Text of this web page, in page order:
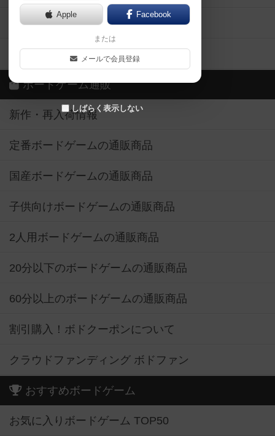
Apple Facebook
または
メールで会員登録
しばらく表示しない
ボードゲーム業界コラム
ボドゲーマご利用案内
ボードゲーム通販
新作・再入荷情報
定番ボードゲームの通販商品
国産ボードゲームの通販商品
子供向けボードゲームの通販商品
2人用ボードゲームの通販商品
20分以下のボードゲームの通販商品
60分以上のボードゲームの通販商品
割引購入！ボドクーポンについて
クラウドファンディング ボドファン
おすすめボードゲーム
お気に入りボードゲーム TOP50